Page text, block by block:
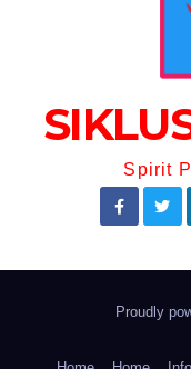
Spirit
Proudly